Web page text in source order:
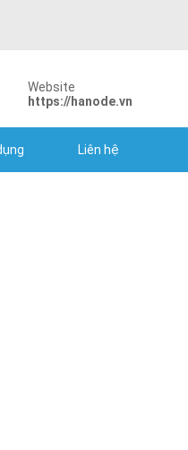
Website
https://hanode.vn
Liên hệ